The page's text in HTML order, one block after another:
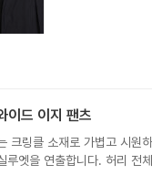
이드 이지 팬츠
크링클 소재로 가볍고 시원
루엣을 연출합니다. 허리 전